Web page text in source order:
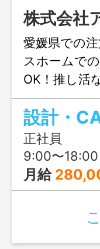
株式会社
愛媛県での
スホームで
OK！推し活
きます♪結婚
も充実！人
リアチェン
ます！
設計・
正社員
9:00〜18:00
月給